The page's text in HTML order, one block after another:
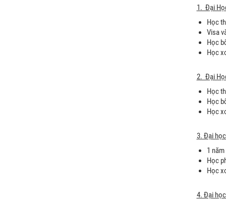
1. Đại
Học
Visa
Học
Học
2. Đại
Học
Học
Học
3. Đại
1
Học
Học
4. Đại